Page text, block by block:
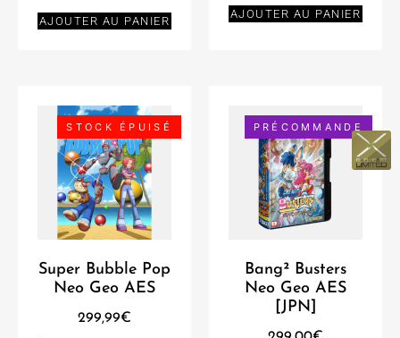
AJOUTER AU PANIER
AJOUTER AU PANIER
STOCK ÉPUISÉ
Super Bubble Pop
Neo Geo AES
299,99€
PRÉCOMMANDE
Bang² Busters
Neo Geo AES
[JPN]